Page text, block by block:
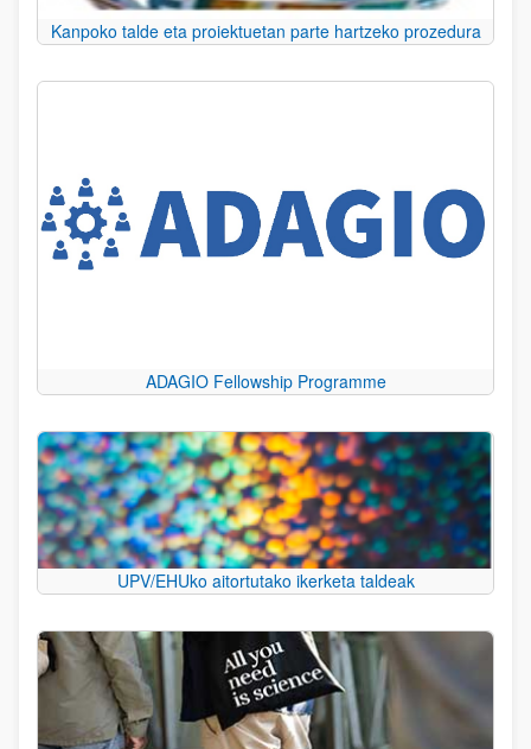
Kanpoko talde eta proiektuetan parte hartzeko prozedura
ADAGIO Fellowship Programme
UPV/EHUko aitortutako ikerketa taldeak